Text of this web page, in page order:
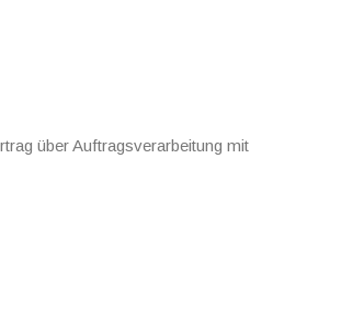
über Auftragsverarbeitung mit